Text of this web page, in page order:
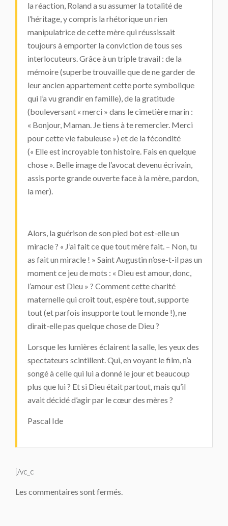
la réaction, Roland a su assumer la totalité de
l’héritage, y compris la rhétorique un rien
manipulatrice de cette mère qui réussissait
toujours à emporter la conviction de tous ses
interlocuteurs. Grâce à un triple travail : de la
mémoire (superbe trouvaille que de ne garder de
leur ancien appartement cette porte symbolique
qui l’a vu grandir en famille), de la gratitude
(bouleversant « merci » dans le cimetière marin :
« Bonjour, Maman. Je tiens à te remercier. Merci
pour cette vie fabuleuse ») et de la fécondité
(« Elle est incroyable ton histoire. Fais en quelque
chose ». Belle image de l’avocat devenu écrivain,
assis porte grande ouverte face à la mère, pardon,
la mer).
Alors, la guérison de son pied bot est-elle un
miracle ? « J’ai fait ce que tout mère fait. – Non, tu
as fait un miracle ! » Saint Augustin n’ose-t-il pas un
moment ce jeu de mots : « Dieu est amour, donc,
l’amour est Dieu » ? Comment cette charité
maternelle qui croit tout, espère tout, supporte
tout (et parfois insupporte tout le monde !), ne
dirait-elle pas quelque chose de Dieu ?
Lorsque les lumières éclairent la salle, les yeux des
spectateurs scintillent. Qui, en voyant le film, n’a
songé à celle qui lui a donné le jour et beaucoup
plus que lui ? Et si Dieu était partout, mais qu’il
avait décidé d’agir par le cœur des mères ?
Pascal Ide
[/vc_c
Les commentaires sont fermés.